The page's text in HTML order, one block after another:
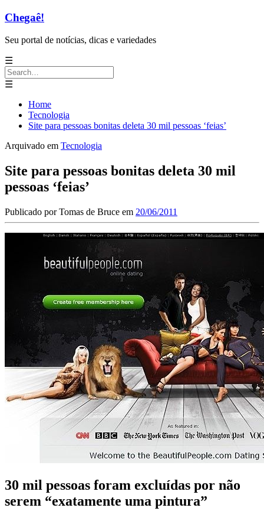
Chegaê!
Seu portal de notícias, dicas e variedades
☰
Search
for:
☰
Home
Tecnologia
Site para pessoas bonitas deleta 30 mil pessoas ‘feias’
Arquivado em Tecnologia
Site para pessoas bonitas deleta 30 mil
pessoas ‘feias’
Publicado porTomas de Bruce em 20/06/2011
30 mil pessoas foram excluídas por não
serem “exatamente uma pintura”